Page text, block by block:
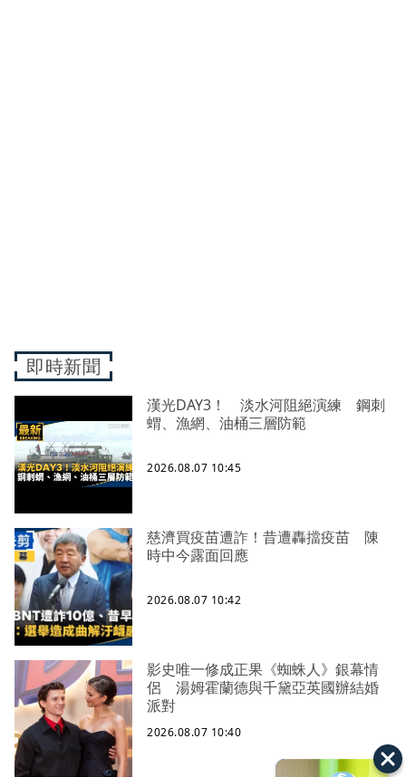
即時新聞
漢光DAY3！ 淡水河阻絕演練 鋼刺
蝟、漁網、油桶三層防範
2026.08.07 10:45
慈濟買疫苗遭詐！昔遭轟擋疫苗 陳
時中今露面回應
2026.08.07 10:42
影史唯一修成正果《蜘蛛人》銀幕情
侶 湯姆霍蘭德與千黛亞英國辦結婚
派對
2026.08.07 10:40